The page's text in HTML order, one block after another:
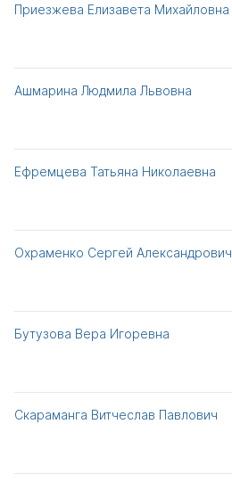
Приезжева Елизавета Михайловна
Ашмарина Людмила Львовна
Ефремцева Татьяна Николаевна
Охраменко Сергей Александрович
Бутузова Вера Игоревна
Скараманга Витчеслав Павлович